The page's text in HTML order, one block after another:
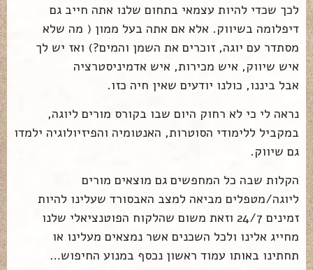
לכך שכדי להיות עצמאי בתחום שלנו אתה חייב גם
דיפלומה בשיווק. אלא אם אתה בעל ממון ( מה שלא
מסתדר עם יוגה, זוכרים את השמן והמים?) ואז יש לך
איש שיווק, איש מכירות, איש אדמיניסטרציה
אבל ביננו, כולנו יודעים שאין חיה כזו.
נראה לי כי לא רחוק היום שבו בקורס מורים ליוגה,
במקביל ללימודי הסוטרות, האנטומיה והפיזיולוגיה ילמדו
גם שיווק.
הקלות שבה כל המחפשים גם מוצאים מורים
ליוגה/מטפלים מביאה למצב האבסורד שעלינו להיות
זמינים 24/7 וזאת משום שהלקוח הפוטנציאלי שלנו
מחייג אלינו ולכל השכנים אשר נמצאים מעלינו או
תחתינו באותו עמוד ראשון נכסף במנוע החיפוש…